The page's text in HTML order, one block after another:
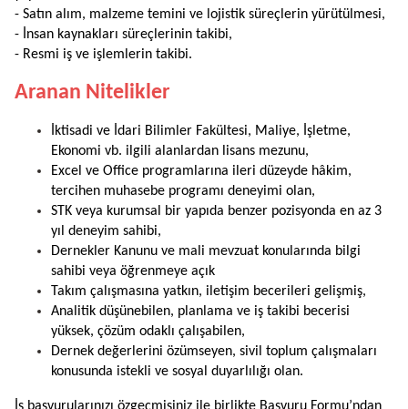
- Satın alım, malzeme temini ve lojistik süreçlerin yürütülmesi,
- İnsan kaynakları süreçlerinin takibi,
- Resmi iş ve işlemlerin takibi.
Aranan Nitelikler
İktisadi ve İdari Bilimler Fakültesi, Maliye, İşletme,
Ekonomi vb. ilgili alanlardan lisans mezunu,
Excel ve Office programlarına ileri düzeyde hâkim,
tercihen muhasebe programı deneyimi olan,
STK veya kurumsal bir yapıda benzer pozisyonda en az 3
yıl deneyim sahibi,
Dernekler Kanunu ve mali mevzuat konularında bilgi
sahibi veya öğrenmeye açık
Takım çalışmasına yatkın, iletişim becerileri gelişmiş,
Analitik düşünebilen, planlama ve iş takibi becerisi
yüksek, çözüm odaklı çalışabilen,
Dernek değerlerini özümseyen, sivil toplum çalışmaları
konusunda istekli ve sosyal duyarlılığı olan.